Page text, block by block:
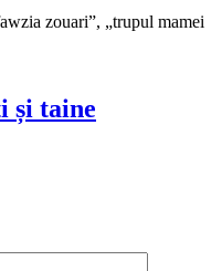
și taine